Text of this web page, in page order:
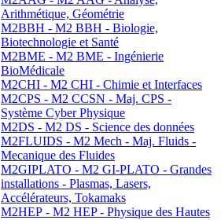
Arithmétique, Géométrie
M2BBH - M2 BBH - Biologie,
Biotechnologie et Santé
M2BME - M2 BME - Ingénierie
BioMédicale
M2CHI - M2 CHI - Chimie et Interfaces
M2CPS - M2 CCSN - Maj. CPS -
Système Cyber Physique
M2DS - M2 DS - Science des données
M2FLUIDS - M2 Mech - Maj. Fluids -
Mecanique des Fluides
M2GIPLATO - M2 GI-PLATO - Grandes
installations - Plasmas, Lasers,
Accélérateurs, Tokamaks
M2HEP - M2 HEP - Physique des Hautes